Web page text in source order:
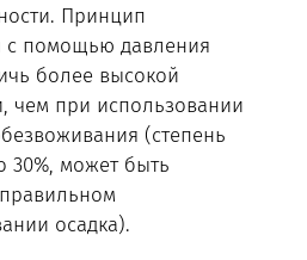
Принцип
с помощью давления
более высокой
чем при использовании
(степень
30%, может быть
осадка).